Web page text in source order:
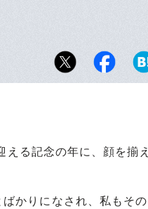
る記念の年に、顔を揃え
かりになされ、私もその